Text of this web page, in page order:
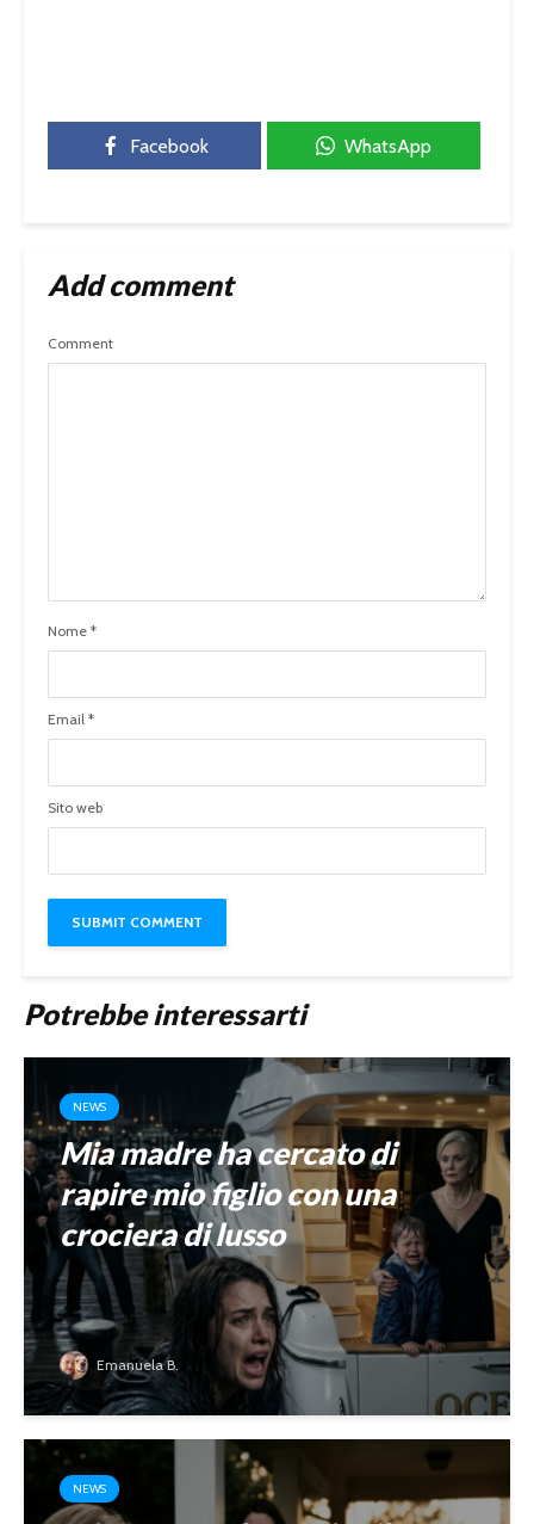
Facebook WhatsApp
Add comment
Comment
Nome *
Email *
Sito web
Potrebbe interessarti
NEWS
Mia madre ha cercato di
rapire mio figlio con una
crociera di lusso
Emanuela B.
NEWS